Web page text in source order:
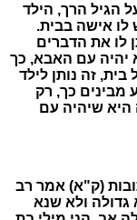
הגיל הרך, הילד
לו אישה בבית.
לו את הדברים
יהיה עם האבא, כך
בית, זה נותן לילד
מבינים כך, רק
שיהיה עם
(ק"א) אמר רב
ולא שנא